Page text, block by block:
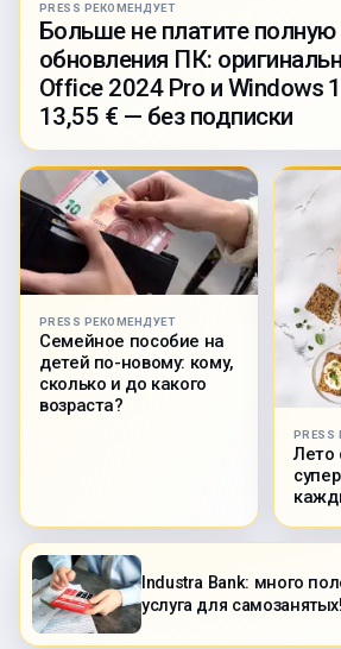
PRESS РЕКОМЕНДУЕТ
Больше не платите полную
обновления ПК:
Office 2024 Pro и Windows
13,55 € — без подписки
PRESS РЕКОМЕНДУЕТ
Семейное пособие на
детей по-новому: кому,
сколько и до какого
возраста?
Лето
Industra Bank: много
услуга для самозанятых!